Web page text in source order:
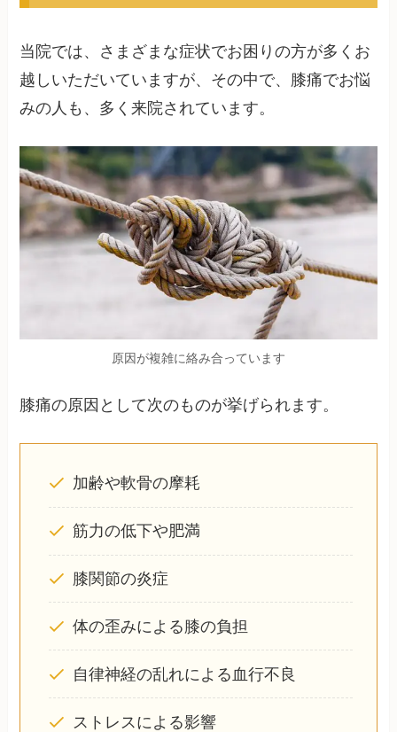
当院では、さまざまな症状でお困りの方が多くお
越しいただいていますが、その中で、膝痛でお悩
みの人も、多く来院されています。
原因が複雑に絡み合っています
膝痛の原因として次のものが挙げられます。
加齢や軟骨の摩耗
筋力の低下や肥満
膝関節の炎症
体の歪みによる膝の負担
自律神経の乱れによる血行不良
ストレスによる影響